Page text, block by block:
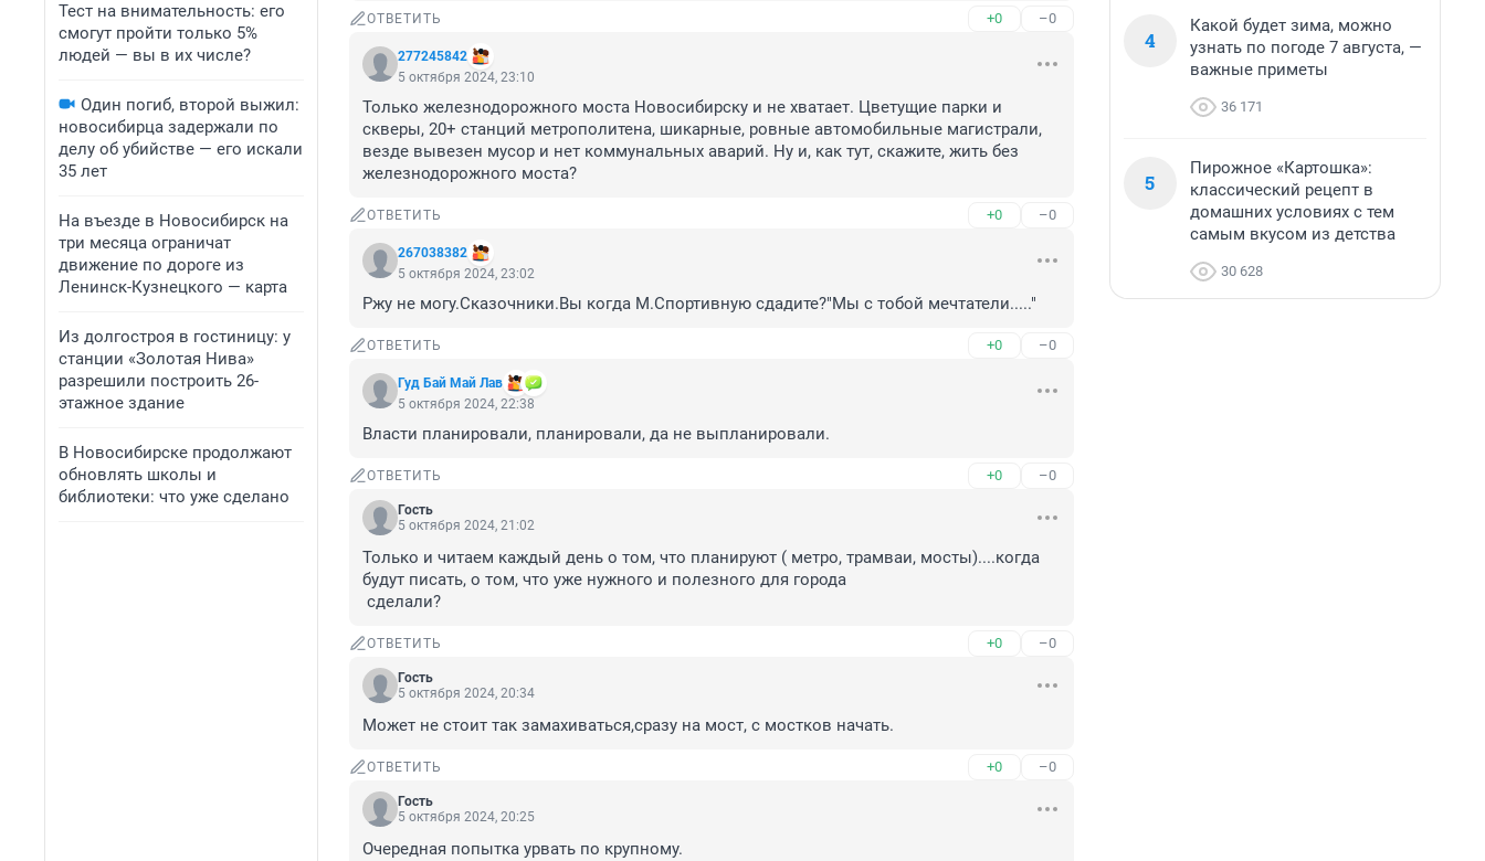
Тест на внимательность: его
смогут пройти только 5%
людей — вы в их числе?
Один погиб, второй выжил:
новосибирца задержали по
делу об убийстве — его искали
35 лет
На въезде в Новосибирск на
три месяца ограничат
движение по дороге из
Ленинск-Кузнецкого — карта
Из долгостроя в гостиницу: у
станции «Золотая Нива»
разрешили построить 26-
этажное здание
В Новосибирске продолжают
обновлять школы и
библиотеки: что уже сделано
ОТВЕТИТЬ +0 –0
277245842
5 октября 2024, 23:10
Только железнодорожного моста Новосибирску и не хватает. Цветущие парки и
скверы, 20+ станций метрополитена, шикарные, ровные автомобильные магистрали,
везде вывезен мусор и нет коммунальных аварий. Ну и, как тут, скажите, жить без
железнодорожного моста?
ОТВЕТИТЬ +0 –0
267038382
5 октября 2024, 23:02
Ржу не могу.Сказочники.Вы когда М.Спортивную сдадите?"Мы с тобой мечтатели....."
ОТВЕТИТЬ +0 –0
Гуд Бай Май Лав
5 октября 2024, 22:38
Власти планировали, планировали, да не выпланировали.
ОТВЕТИТЬ +0 –0
Гость
5 октября 2024, 21:02
Только и читаем каждый день о том, что планируют ( метро, трамваи, мосты)....когда
будут писать, о том, что уже нужного и полезного для города
сделали?
ОТВЕТИТЬ +0 –0
Гость
5 октября 2024, 20:34
Может не стоит так замахиваться,сразу на мост, с мостков начать.
ОТВЕТИТЬ +0 –0
Гость
5 октября 2024, 20:25
Очередная попытка урвать по крупному.
4
Какой будет зима, можно
узнать по погоде 7 августа, —
важные приметы
36 171
5
Пирожное «Картошка»:
классический рецепт в
домашних условиях с тем
самым вкусом из детства
30 628